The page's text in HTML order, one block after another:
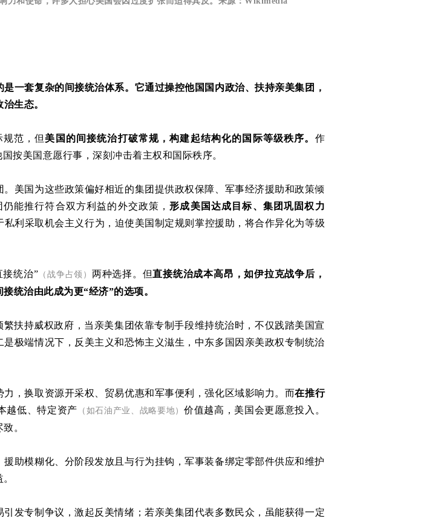
是一套复杂的间接统治体系。它通过操控他国国内政治、扶持亲美集团，
生态。
范，但 美国的间接统治打破常规，构建起结构化的国际等级秩序。 作
按美国意愿行事，深刻冲击着主权和国际秩序。
美国为这些政策偏好相近的集团提供政权保障、军事经济援助和政策倾
能推行符合双方利益的外交政策，形成美国达成目标、集团巩固权力
利采取机会主义行为，迫使美国制定规则掌控援助，将合作异化为等级
接统治” （战争占领） 两种选择。但直接统治成本高昂，如伊拉克战争后，
统治由此成为更“经济”的选项。
扶持威权政府，当亲美集团依靠专制手段维持统治时，不仅践踏美国宣
极端情况下，反美主义和恐怖主义滋生，中东多国因亲美政权专制统治
，换取资源开采权、贸易优惠和军事便利，强化区域影响力。而在推行
低、特定资产 （如石油产业、战略要地） 价值越高，美国会更愿意投入。
。
助模糊化、分阶段发放且与行为挂钩，军事装备绑定零部件供应和维护
引发专制争议，激起反美情绪；若亲美集团代表多数民众，虽能获得一定